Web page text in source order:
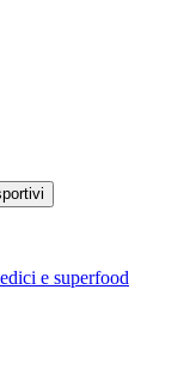
e superfood